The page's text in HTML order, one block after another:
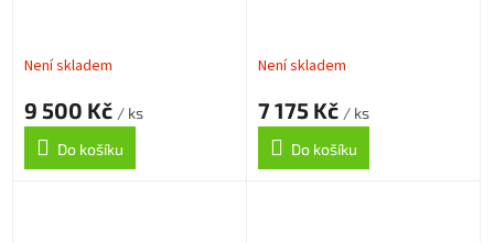
Není skladem
9 500 Kč / ks
Do košíku
Není skladem
7 175 Kč / ks
Do košíku